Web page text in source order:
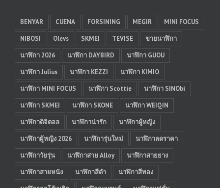
BENYAR CUENA FORSINING MEGIR
MINI FOCUS
NIBOSI
Olevs SKMEI TEVISE
ขายนาฬิกา
นาฬิกา 2026
นาฬิกา DAYBIRD
นาฬิกา GUOU
นาฬิกา Julius
นาฬิกา KEZZI
นาฬิกา KIMIO
นาฬิกา MINI FOCUS
นาฬิกา Scottie
นาฬิกา SINObi
นาฬิกา SKMEI
นาฬิกา SKONE
นาฬิกา WEIQIN
นาฬิกาดิจิตอล
นาฬิกาน่ารัก
นาฬิกาผู้หญิง
นาฬิกาผู้หญิง 2026
นาฬิการุ่นใหม่
นาฬิกาลดราคา
นาฬิกาวัยรุ่น
นาฬิกาสาย Alloy
นาฬิกาสายยาง
นาฬิกาสายหนัง
นาฬิกาสีดำ
นาฬิกาสีทอง